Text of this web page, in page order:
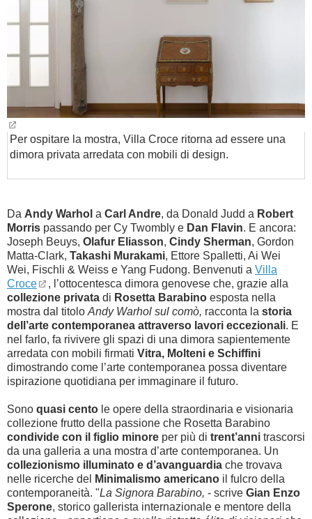
Per ospitare la mostra, Villa Croce ritorna ad essere una
dimora privata arredata con mobili di design.
Da Andy Warhol a Carl Andre, da Donald Judd a Robert
Morris passando per Cy Twombly e Dan Flavin. E ancora:
Joseph Beuys, Olafur Eliasson, Cindy Sherman, Gordon
Matta-Clark, Takashi Murakami, Ettore Spalletti, Ai Wei
Wei, Fischli & Weiss e Yang Fudong. Benvenuti a Villa
Croce
, l’ottocentesca dimora genovese che, grazie alla
collezione privata di Rosetta Barabino esposta nella
mostra dal titolo Andy Warhol sul comò, racconta la storia
dell’arte contemporanea attraverso lavori eccezionali. E
nel farlo, fa rivivere gli spazi di una dimora sapientemente
arredata con mobili firmati Vitra, Molteni e Schiffini
dimostrando come l’arte contemporanea possa diventare
ispirazione quotidiana per immaginare il futuro.
Sono quasi cento le opere della straordinaria e visionaria
collezione frutto della passione che Rosetta Barabino
condivide con il figlio minore per più di trent’anni trascorsi
da una galleria a una mostra d’arte contemporanea. Un
collezionismo illuminato e d’avanguardia che trovava
nelle ricerche del
Minimalismo americano il fulcro della
contemporaneità. "La Signora Barabino, - scrive Gian Enzo
Sperone, storico gallerista internazionale e mentore della